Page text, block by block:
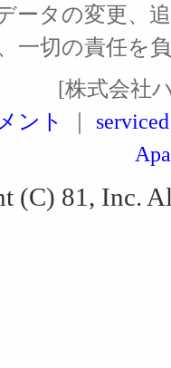
ータの変更、
一切の責任を
[株式会社
ント
(C) 81, Inc.